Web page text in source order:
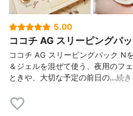
5.00
ココチ AG スリーピングパ
ココチ AG スリーピングパック N
＆ジェルを混ぜて使う、夜用のフ
ときや、大切な予定の前日の…続